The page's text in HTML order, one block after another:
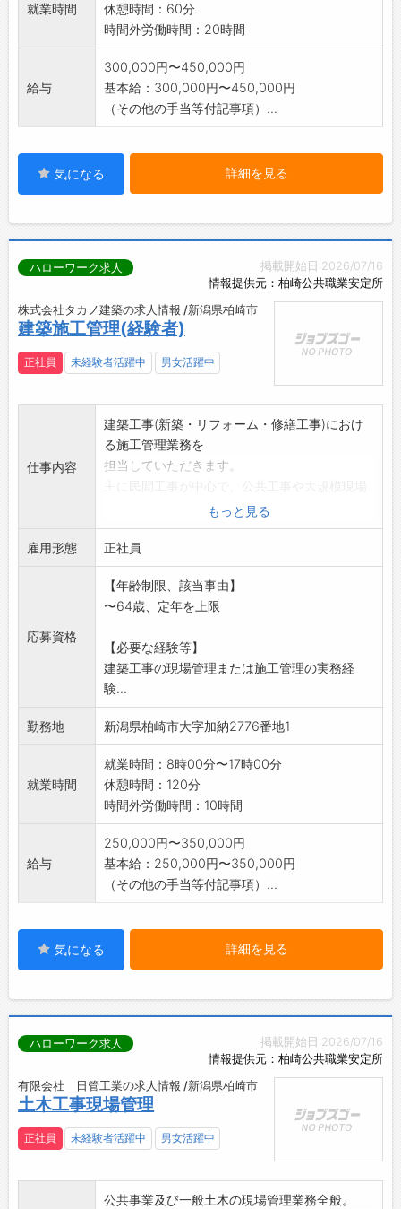
就業時間
休憩時間：60分
時間外労働時間：20時間
給与
300,000円〜450,000円
基本給：300,000円〜450,000円
（その他の手当等付記事項）...
気になる 詳細を見る
掲載開始日:2026/07/16
情報提供元：柏崎公共職業安定所
ハローワーク求人
株式会社タカノ建築の求人情報 /新潟県柏崎市
建築施工管理(経験者)
正社員 未経験者活躍中 男女活躍中
仕事内容
建築工事(新築・リフォーム・修繕工事)におけ
る施工管理業務を
担当していただきます。
は多くありません。
【主な業務内容】
・工事現場の工程管理、品質管理、安全管理
・協力業者との打合せ、段取り
・材料手配、現場確認
・工事写真の撮影、整理
※最初から全てを一人で任せることはありませ
ん。
経験・スキルに応じて業務範囲を調整しま
す。
変更範囲:変更なし
もっと見る
雇用形態 正社員
応募資格
【年齢制限、該当事由】
〜64歳、定年を上限
【必要な経験等】
建築工事の現場管理または施工管理の実務経
験...
勤務地 新潟県柏崎市大字加納2776番地1
就業時間
就業時間：8時00分〜17時00分
休憩時間：120分
時間外労働時間：10時間
給与
250,000円〜350,000円
基本給：250,000円〜350,000円
（その他の手当等付記事項）...
気になる 詳細を見る
掲載開始日:2026/07/16
情報提供元：柏崎公共職業安定所
ハローワーク求人
有限会社 日管工業の求人情報 /新潟県柏崎市
土木工事現場管理
正社員 未経験者活躍中 男女活躍中
公共事業及び一般土木の現場管理業務全般。